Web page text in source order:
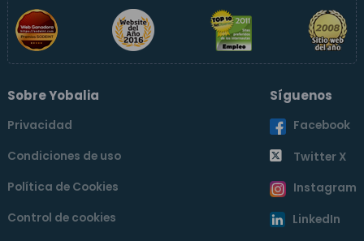
Sobre Yobalia
Privacidad
Condiciones de uso
Política de Cookies
Control de cookies
Síguenos
Facebook
Twitter X
Instagram
LinkedIn